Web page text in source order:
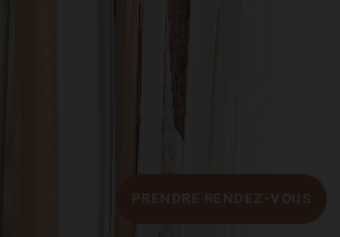
PRENDRE RENDEZ-VOUS